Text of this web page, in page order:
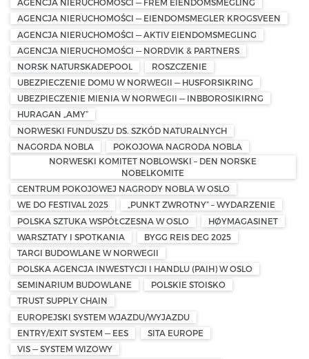
AGENCJA NIERUCHOMOŚCI — FREM EIENDOMSMEGLING
AGENCJA NIERUCHOMOŚCI — EIENDOMSMEGLER KROGSVEEN
AGENCJA NIERUCHOMOŚCI — AKTIV EIENDOMSMEGLING
AGENCJA NIERUCHOMOŚCI — NORDVIK & PARTNERS
NORSK NATURSKADEPOOL
ROSZCZENIE
UBEZPIECZENIE DOMU W NORWEGII — HUSFORSIKRING
UBEZPIECZENIE MIENIA W NORWEGII — INBBOROSIKIRNG
HURAGAN „AMY”
NORWESKI FUNDUSZU DS. SZKÓD NATURALNYCH
NAGORDA NOBLA
POKOJOWA NAGRODA NOBLA
NORWESKI KOMITET NOBLOWSKI – DEN NORSKE
NOBELKOMITE
CENTRUM POKOJOWEJ NAGRODY NOBLA W OSLO
WE DO FESTIVAL 2025
„PUNKT ZWROTNY” – WYDARZENIE
POLSKA SZTUKA WSPÓŁCZESNA W OSLO
HØYMAGASINET
WARSZTATY I SPOTKANIA
BYGG REIS DEG 2025
TARGI BUDOWLANE W NORWEGII
POLSKA AGENCJA INWESTYCJI I HANDLU (PAIH) W OSLO
SEMINARIUM BUDOWLANE
POLSKIE STOISKO
TRUST SUPPLY CHAIN
EUROPEJSKI SYSTEM WJAZDU/WYJAZDU
ENTRY/EXIT SYSTEM — EES
SITA EUROPE
VIS — SYSTEM WIZOWY